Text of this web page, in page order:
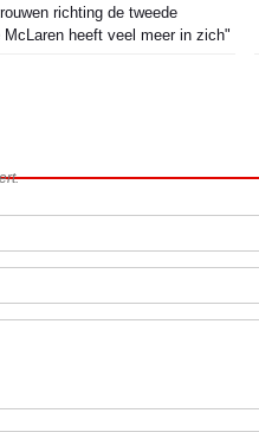
richting de tweede
heeft veel meer in zich"